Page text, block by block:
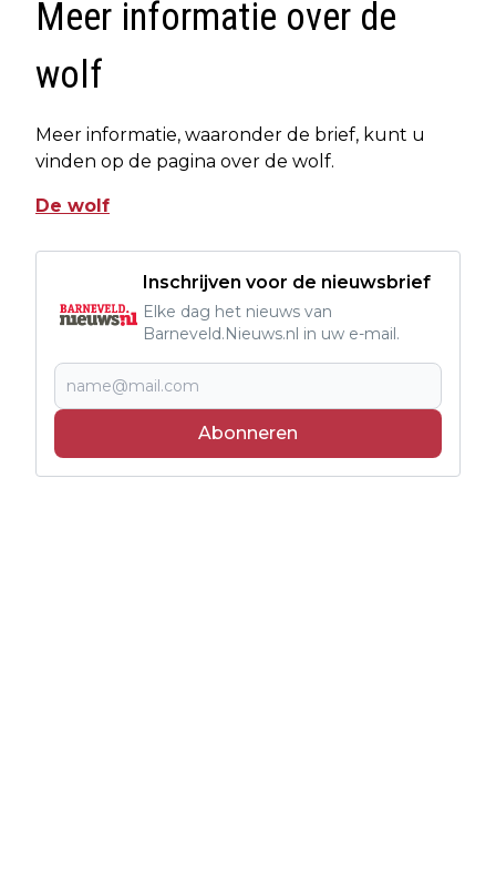
Meer informatie over de
wolf
Meer informatie, waaronder de brief, kunt u
vinden op de pagina over de wolf.
De wolf
Inschrijven voor de nieuwsbrief
Elke dag het nieuws van
Barneveld.Nieuws.nl in uw e-mail.
Abonneren